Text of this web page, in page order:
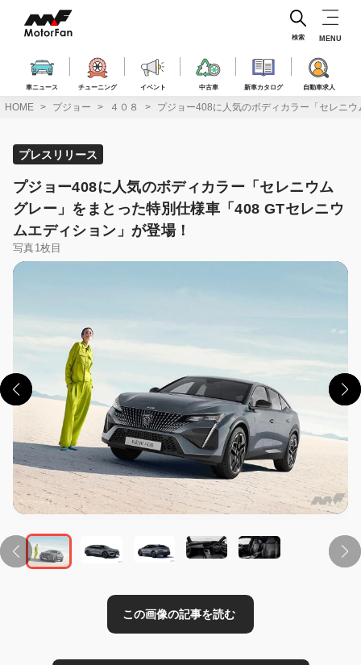
ス
車ニュース チューニング イベント 中古車 新車カタログ 自動車求人
検索 MENU
HOME プジョー ４０８ プジョー408に人気のボディカラー「セレニ
プレスリリース
プジョー408に人気のボディカラー「セレニウム
グレー」をまとった特別仕様車「408 GTセレニウ
ムエディション」が登場！
写真1枚目
この画像の記事を読む